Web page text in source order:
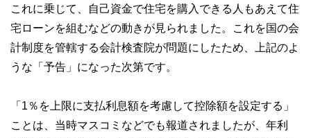
これに乗じて、自己資金で住宅を購入できる人もあえて住
宅ローンを組むなどの動きが見られました。これを国の会
計制度を管轄する会計検査院が問題にしたため、上記のよ
うな「予告」になった次第です。
「1％を上限に支払利息額を考慮して控除額を設定する」
ことは、当時マスコミなどでも報道されましたが、年利